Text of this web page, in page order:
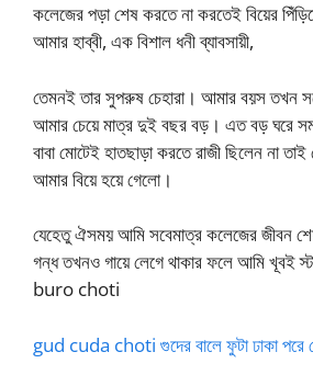
কলেজের পড়া শেষ করতে না করতেই বিয়ের
আমার হাব্বী, এক বিশাল ধনী ব্যাবসায়ী,
তেমনই তার সুপরুষ চেহারা। আমার বয়স তখন
আমার চেয়ে মাত্র দুই বছর বড়। এত বড় ঘরে
বাবা মোটেই হাতছাড়া করতে রাজী ছিলেন না
আমার বিয়ে হয়ে গেলো।
যেহেতু ঐসময় আমি সবেমাত্র কলেজের জীবন
গন্ধ তখনও গায়ে লেগে থাকার ফলে আমি খূবই
buro choti
gud cuda choti গুদের বালে ফুটা ঢাকা পরে